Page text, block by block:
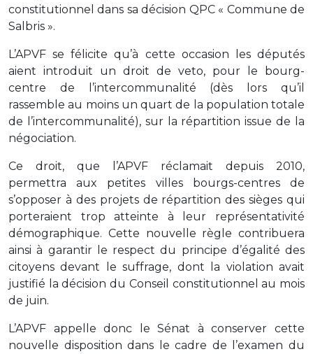
constitutionnel dans sa décision QPC « Commune de
Salbris ».
L’APVF se félicite qu’à cette occasion les députés
aient introduit un droit de veto, pour le bourg-
centre de l’intercommunalité (dès lors qu’il
rassemble au moins un quart de la population totale
de l’intercommunalité), sur la répartition issue de la
négociation.
Ce droit, que l’APVF réclamait depuis 2010,
permettra aux petites villes bourgs-centres de
s’opposer à des projets de répartition des sièges qui
porteraient trop atteinte à leur représentativité
démographique. Cette nouvelle règle contribuera
ainsi à garantir le respect du principe d’égalité des
citoyens devant le suffrage, dont la violation avait
justifié la décision du Conseil constitutionnel au mois
de juin.
L’APVF appelle donc le Sénat à conserver cette
nouvelle disposition dans le cadre de l’examen du